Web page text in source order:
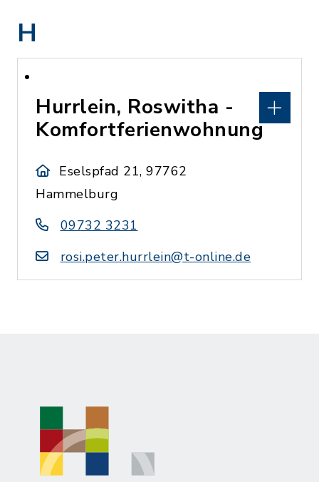
H
Hurrlein, Roswitha -
Komfortferienwohnung
Eselspfad 21, 97762
Hammelburg
09732 3231
rosi.peter.hurrlein@t-online.de